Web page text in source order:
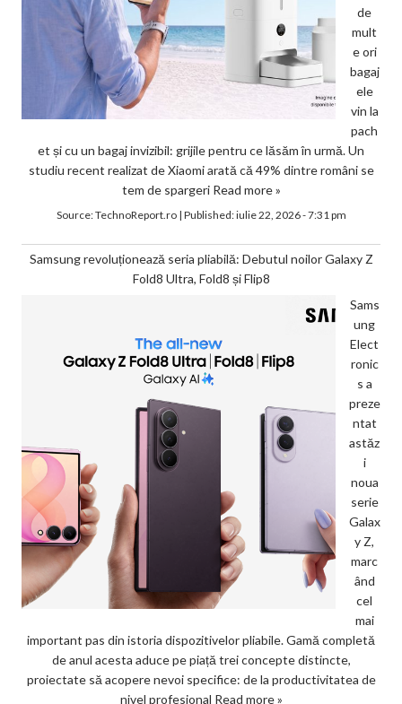
de
mult
e ori
bagaj
ele
vin la
pach
et și cu un bagaj invizibil: grijile pentru ce lăsăm în urmă. Un
studiu recent realizat de Xiaomi arată că 49% dintre români se
tem de spargeri Read more »
Source:TechnoReport.ro| Published:iulie 22, 2026 - 7:31 pm
Samsung revoluționează seria pliabilă: Debutul noilor Galaxy Z
Fold8 Ultra, Fold8 și Flip8
Sams
ung
Elect
ronic
s a
preze
ntat
astăz
i
noua
serie
Galax
y Z,
marc
ând
cel
mai
important pas din istoria dispozitivelor pliabile. Gamă completă
de anul acesta aduce pe piață trei concepte distincte,
proiectate să acopere nevoi specifice: de la productivitatea de
nivel profesional Read more »